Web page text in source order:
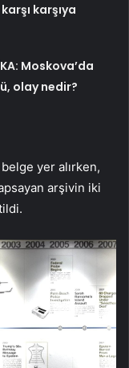
karşıya
Moskova’da
olay nedir?
yer alırken,
arşivin iki